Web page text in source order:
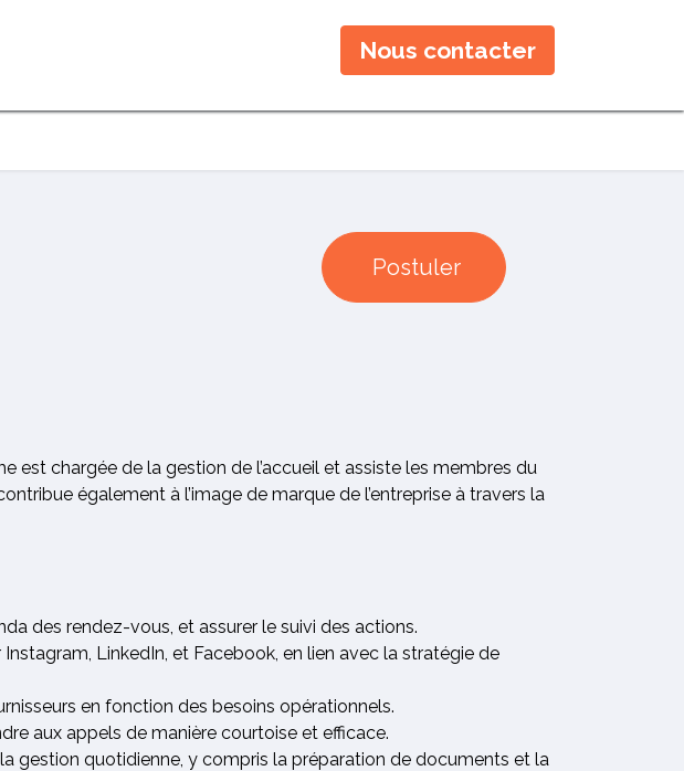
Nous contacter
Postuler
est chargée de la gestion de l’accueil et assiste les membres du
également à l’image de marque de l’entreprise à travers la
des rendez-vous, et assurer le suivi des actions.
LinkedIn, et Facebook, en lien avec la stratégie de
en fonction des besoins opérationnels.
aux appels de manière courtoise et efficace.
gestion quotidienne, y compris la préparation de documents et la